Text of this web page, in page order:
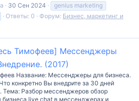
30 Сен 2024
genius marketing
Ответы: 0 Форум: Бизнес, маркетинг и
Тимофеев] Мессенджеры
(2017)
Название: Мессенджеры для бизнеса.
конкретно Вы внедрите за 30 дней
Тема: Разбор мессенджеров обзор
live chat в мессенджерах и